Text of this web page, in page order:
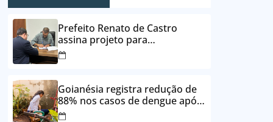
Prefeito Renato de Castro
assina projeto para
desbloqueio de contas e
parcelamento de dívidas em até
Goianésia registra redução de
88% nos casos de dengue após
ações de prevenção da